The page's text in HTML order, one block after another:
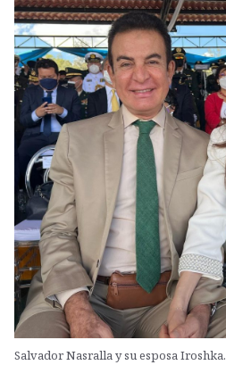
Salvador Nasralla y su esposa Iroshka.